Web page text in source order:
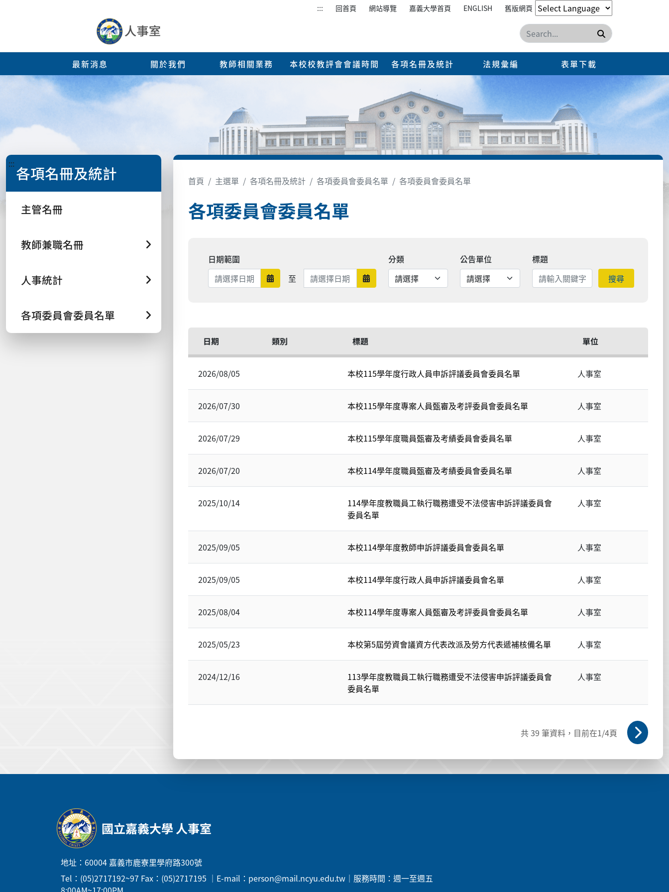
::: 回首頁 網站導覽 嘉義大學首頁 ENGLISH 舊版網頁
搜尋
最新消息 關於我們 教師相關業務 本校校教評會會議時間 各項名冊及統計 法規彙編 表單下載
::: 各項名冊及統計
主管名冊
教師兼職名冊
人事統計
各項委員會委員名單
首頁 主選單 各項名冊及統計 各項委員會委員名單 各項委員會委員名單
各項委員會委員名單
日期範圍
日期範圍開始
至 日期範圍結束 日期範圍結束
分類 公告單位
標題
搜尋
日期 類別 標題 單位
2026/08/05 本校115學年度行政人員申訴評議委員會委員名單 人事室
2026/07/30 本校115學年度專案人員甄審及考評委員會委員名單 人事室
2026/07/29 本校115學年度職員甄審及考績委員會委員名單 人事室
2026/07/20 本校114學年度職員甄審及考績委員會委員名單 人事室
2025/10/14
114學年度教職員工執行職務遭受不法侵害申訴評議委員會
委員名單
人事室
2025/09/05 本校114學年度教師申訴評議委員會委員名單 人事室
2025/09/05 本校114學年度行政人員申訴評議委員會名單 人事室
2025/08/04 本校114學年度專案人員甄審及考評委員會委員名單 人事室
2025/05/23 本校第5屆勞資會議資方代表改派及勞方代表遞補核備名單 人事室
2024/12/16
113學年度教職員工執行職務遭受不法侵害申訴評議委員會
委員名單
人事室
共39 筆資料，目前在1/4頁
國立嘉義大學 人事室
地址：60004 嘉義市鹿寮里學府路300號
Tel：(05)2717192~97 Fax：(05)2717195 ｜E-mail：person@mail.ncyu.edu.tw｜服務時間：週一至週五